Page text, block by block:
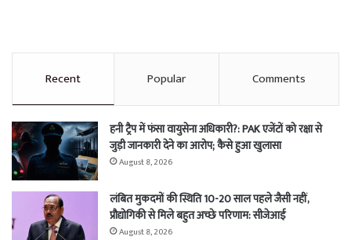
Recent Popular Comments
हनी ट्रैप में फंसा वायुसेना अधिकारी?: PAK एजेंटों को रक्षा से
जुड़ी जानकारी देने का आरोप; कैसे हुआ खुलासा
August 8, 2026
लंबित मुकदमों की स्थिति 10-20 साल पहले जैसी नहीं,
प्रौद्योगिकी से मिले बहुत अच्छे परिणाम: सीजेआई
August 8, 2026